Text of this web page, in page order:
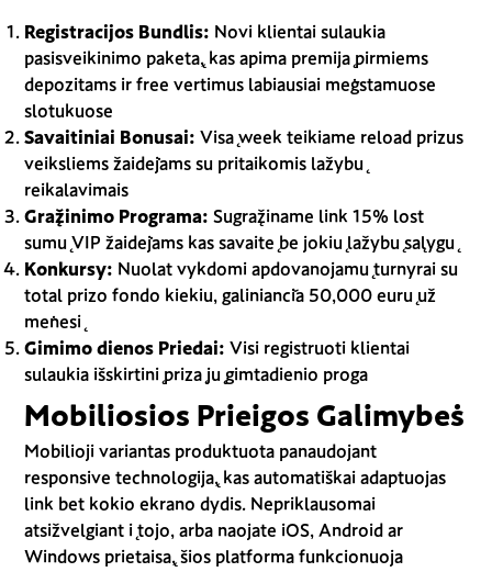
Registracijos Bundlis: Novi klientai sulaukia
pasisveikinimo paketą, kas apima premiją pirmiems
depozitams ir free vertimus labiausiai mėgstamuose
slotukuose
Savaitiniai Bonusai: Visą week teikiame reload prizus
veiksliems žaidėjams su pritaikomis lažybų
reikalavimais
Grąžinimo Programa: Sugrąžiname link 15% lost
sumų VIP žaidėjams kas savaitę be jokių lažybų sąlygų
Konkursy: Nuolat vykdomi apdovanojamų turnyrai su
total prizo fondo kiekiu, galiniančia 50,000 eurų už
mėnesį
Gimimo dienos Priedai: Visi registruoti klientai
sulaukia išskirtinį prizą jų gimtadienio proga
Mobiliosios Prieigos Galimybės
Mobilioji variantas produktuota panaudojant
responsive technologiją, kas automatiškai adaptuojas
link bet kokio ekrano dydis. Nepriklausomai
atsižvelgiant į tojo, arba naojate iOS, Android ar
Windows prietaisą, šios platforma funkcionuoja